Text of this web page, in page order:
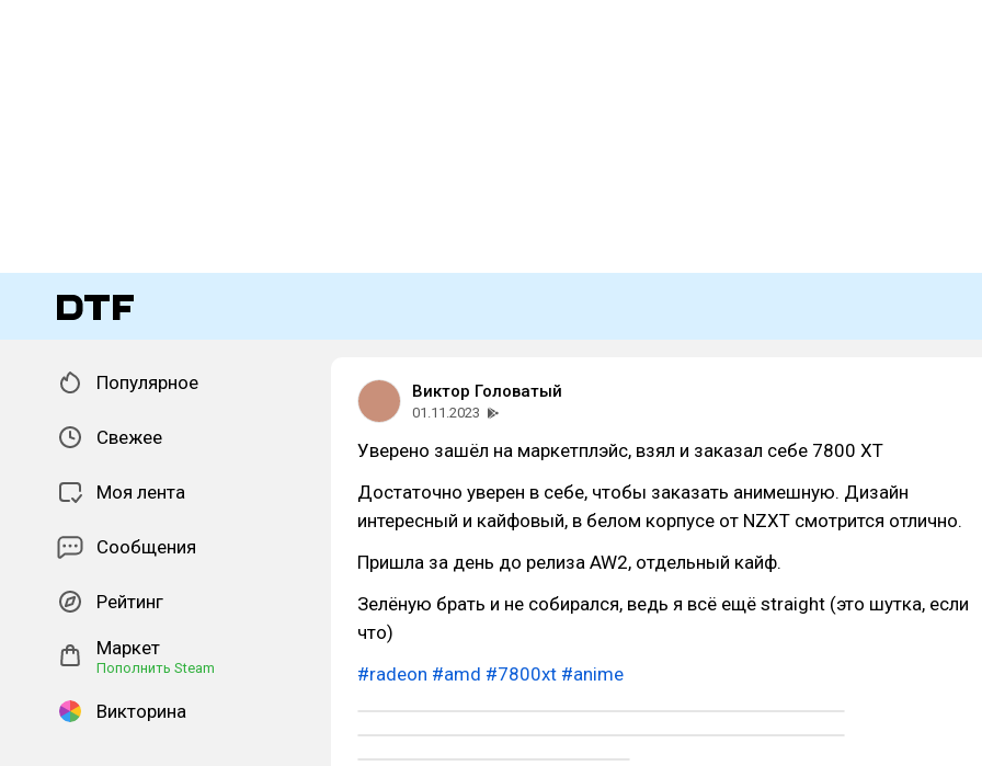
Популярное
Свежее
Моя лента
Сообщения
Рейтинг
Маркет
Пополнить Steam
Викторина
Виктор Головатый
01.11.2023
Уверено зашёл на маркетплэйс, взял и заказал себе 7800 XT
Достаточно уверен в себе, чтобы заказать анимешную. Дизайн
интересный и кайфовый, в белом корпусе от NZXT смотрится отлично.
Пришла за день до релиза AW2, отдельный кайф.
Зелёную брать и не собирался, ведь я всё ещё straight (это шутка, если
что)
#radeon #amd #7800xt #anime